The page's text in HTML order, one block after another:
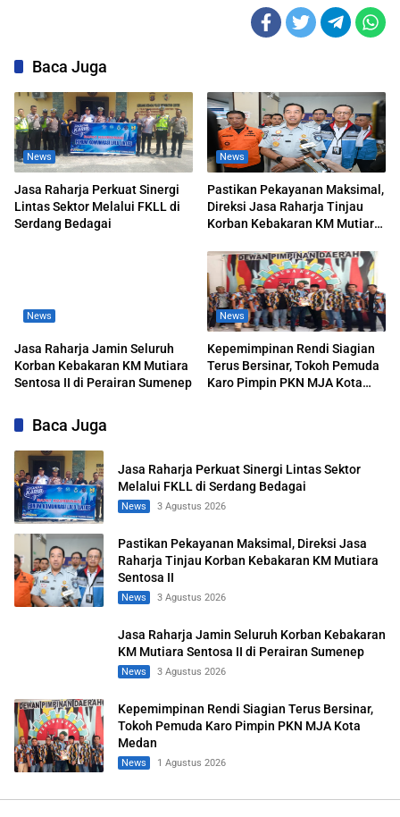
Baca Juga
News
Jasa Raharja Perkuat Sinergi
Lintas Sektor Melalui FKLL di
Serdang Bedagai
News
Pastikan Pekayanan Maksimal,
Direksi Jasa Raharja Tinjau
Korban Kebakaran KM Mutiara
News
Jasa Raharja Jamin Seluruh
Korban Kebakaran KM Mutiara
Sentosa II di Perairan Sumenep
News
Kepemimpinan Rendi Siagian
Terus Bersinar, Tokoh Pemuda
Karo Pimpin PKN MJA Kota
Baca Juga
Jasa Raharja Perkuat Sinergi Lintas Sektor
Melalui FKLL di Serdang Bedagai
News 3 Agustus 2026
Pastikan Pekayanan Maksimal, Direksi Jasa
Raharja Tinjau Korban Kebakaran KM Mutiara
Sentosa II
News 3 Agustus 2026
Jasa Raharja Jamin Seluruh Korban Kebakaran
KM Mutiara Sentosa II di Perairan Sumenep
News 3 Agustus 2026
Kepemimpinan Rendi Siagian Terus Bersinar,
Tokoh Pemuda Karo Pimpin PKN MJA Kota
Medan
News 1 Agustus 2026